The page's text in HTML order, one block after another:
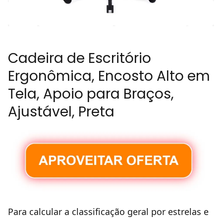
Cadeira de Escritório
Ergonômica, Encosto Alto em
Tela, Apoio para Braços,
Ajustável, Preta
Para calcular a classificação geral por estrelas e